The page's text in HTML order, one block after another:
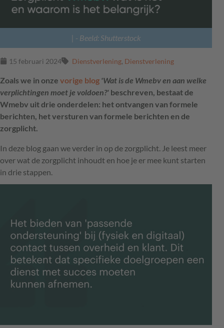
| - Beeld: Shutterstock
15 februari 2024 Dienstverlening, Dienstverlening
Zoals we in onze vorige blog 'Wat is de Wmebv en aan welke
verplichtingen moet je voldoen?' beschreven, bestaat de
Wmebv uit drie onderdelen: het ontvangen van formele
berichten, het versturen van formele berichten en de
zorgplicht.
In deze blog gaan we verder in op de zorgplicht. Je leest meer
over wat de zorgplicht inhoudt en hoe je er mee kunt starten
in drie stappen.